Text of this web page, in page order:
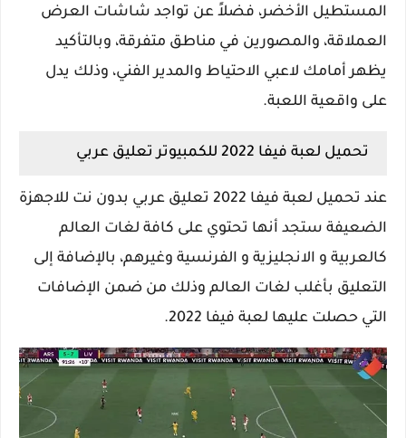
المستطيل الأخضر، فضلاً عن تواجد شاشات العرض
العملاقة، والمصورين في مناطق متفرقة، وبالتأكيد
يظهر أمامك لاعبي الاحتياط والمدير الفني، وذلك يدل
على واقعية اللعبة.
تحميل لعبة فيفا 2022 للكمبيوتر تعليق عربي
عند تحميل لعبة فيفا 2022 تعليق عربي بدون نت للاجهزة
الضعيفة ستجد أنها تحتوي على كافة لغات العالم
كالعربية و الانجليزية و الفرنسية وغيرهم، بالإضافة إلى
التعليق بأغلب لغات العالم وذلك من ضمن الإضافات
التي حصلت عليها لعبة فيفا 2022.